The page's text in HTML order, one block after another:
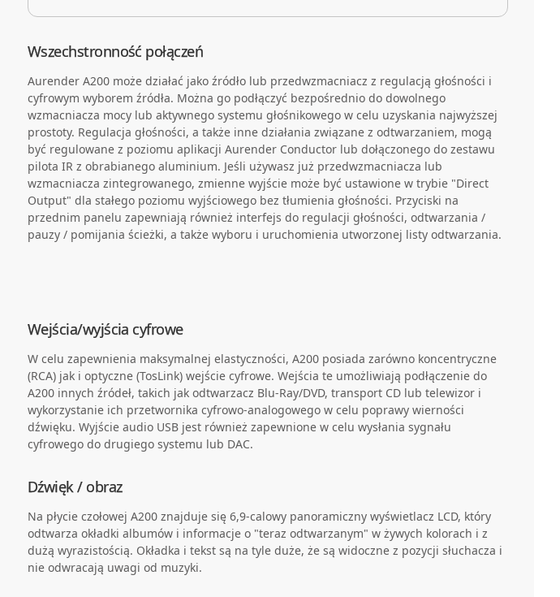
Wszechstronność połączeń
Aurender A200 może działać jako źródło lub przedwzmacniacz z regulacją głośności i
cyfrowym wyborem źródła. Można go podłączyć bezpośrednio do dowolnego
wzmacniacza mocy lub aktywnego systemu głośnikowego w celu uzyskania najwyższej
prostoty. Regulacja głośności, a także inne działania związane z odtwarzaniem, mogą
być regulowane z poziomu aplikacji Aurender Conductor lub dołączonego do zestawu
pilota IR z obrabianego aluminium. Jeśli używasz już przedwzmacniacza lub
wzmacniacza zintegrowanego, zmienne wyjście może być ustawione w trybie "Direct
Output" dla stałego poziomu wyjściowego bez tłumienia głośności. Przyciski na
przednim panelu zapewniają również interfejs do regulacji głośności, odtwarzania /
pauzy / pomijania ścieżki, a także wyboru i uruchomienia utworzonej listy odtwarzania.
Wejścia/wyjścia cyfrowe
W celu zapewnienia maksymalnej elastyczności, A200 posiada zarówno koncentryczne
(RCA) jak i optyczne (TosLink) wejście cyfrowe. Wejścia te umożliwiają podłączenie do
A200 innych źródeł, takich jak odtwarzacz Blu-Ray/DVD, transport CD lub telewizor i
wykorzystanie ich przetwornika cyfrowo-analogowego w celu poprawy wierności
dźwięku. Wyjście audio USB jest również zapewnione w celu wysłania sygnału
cyfrowego do drugiego systemu lub DAC.
Dźwięk / obraz
Na płycie czołowej A200 znajduje się 6,9-calowy panoramiczny wyświetlacz LCD, który
odtwarza okładki albumów i informacje o "teraz odtwarzanym" w żywych kolorach i z
dużą wyrazistością. Okładka i tekst są na tyle duże, że są widoczne z pozycji słuchacza i
nie odwracają uwagi od muzyki.